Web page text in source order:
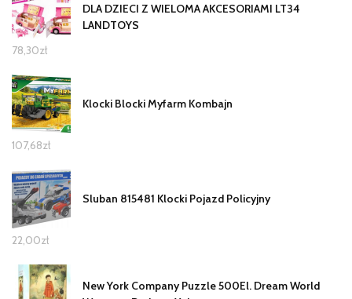
DLA DZIECI Z WIELOMA AKCESORIAMI LT34
LANDTOYS
78,30zł
Klocki Blocki Myfarm Kombajn
107,68zł
Sluban 815481 Klocki Pojazd Policyjny
22,00zł
New York Company Puzzle 500El. Dream World